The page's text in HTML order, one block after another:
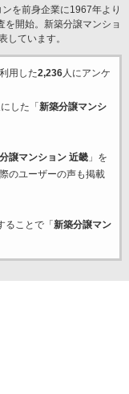
を前身企業に1967年より
を開始。新築分譲マンショ
しています。
用した2,236人にアンケ
した「 新築分譲マンシ
譲マンション 近畿」を
のユーザーの声も掲載
ることで「 新築分譲マン